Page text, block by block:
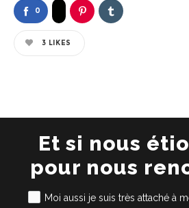
0
3 LIKES
Et si nous
pour nous
Moi aussi je suis très attaché à